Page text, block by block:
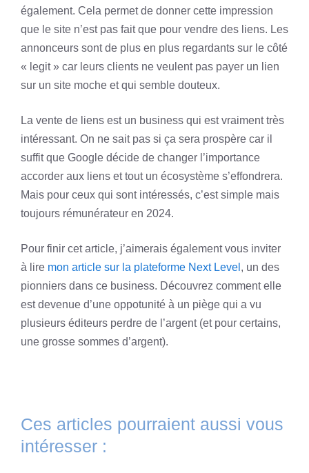
également. Cela permet de donner cette impression
que le site n’est pas fait que pour vendre des liens. Les
annonceurs sont de plus en plus regardants sur le côté
« legit » car leurs clients ne veulent pas payer un lien
sur un site moche et qui semble douteux.
La vente de liens est un business qui est vraiment très
intéressant. On ne sait pas si ça sera prospère car il
suffit que Google décide de changer l’importance
accorder aux liens et tout un écosystème s’effondrera.
Mais pour ceux qui sont intéressés, c’est simple mais
toujours rémunérateur en 2024.
Pour finir cet article, j’aimerais également vous inviter
à lire mon article sur la plateforme Next Level , un des
pionniers dans ce business. Découvrez comment elle
est devenue d’une oppotunité à un piège qui a vu
plusieurs éditeurs perdre de l’argent (et pour certains,
une grosse sommes d’argent).
Ces articles pourraient aussi vous
intéresser :